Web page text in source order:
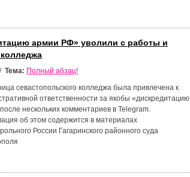
армии РФ» уволили с работы и
/ Тема: Полный абзац!
севастопольского колледжа была привлечена к
ответственности за якобы «дискредитацию
нескольких комментариев в Telegram.
об этом содержится в материалах
России Гагаринского районного суда